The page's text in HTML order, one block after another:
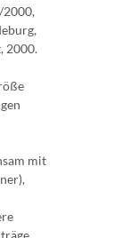
2000,
2000.
mit